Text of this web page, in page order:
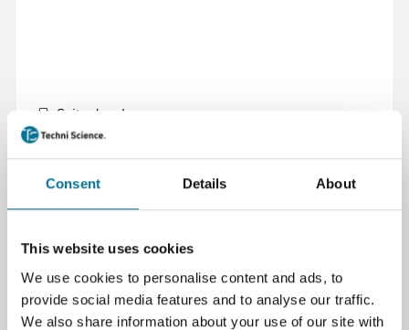
Consent Details About
This website uses cookies
We use cookies to personalise content and ads, to
provide social media features and to analyse our traffic.
We also share information about your use of our site with
Seite drucken
Beschreibung
Dieses englischsprachige Buch "Investigating
Environmental Science through Inquiry" enthält 34
Experiment gehören Vorbereitung,
Lehrerinformationen, Forschungsfragen und
Beispieldaten für die Forschungsfragen.